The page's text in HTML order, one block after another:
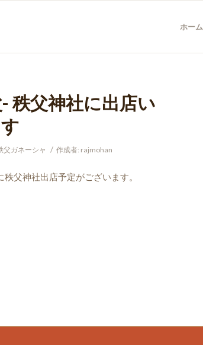
ホーム
秩父神社に出店い
父ガネーシャ / 作成者: rajmohan
父神社出店予定がございます。